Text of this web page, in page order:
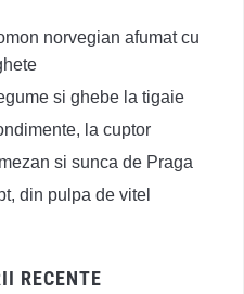
norvegian afumat cu
si ghebe la tigaie
la cuptor
si sunca de Praga
din pulpa de vitel
RECENTE